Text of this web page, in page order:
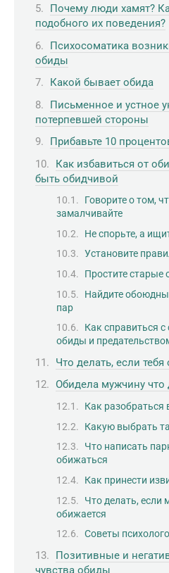
Почему люди хамят?
подобного их поведения?
Психосоматика
обиды
Какой бывает обида
Письменное и устное
потерпевшей стороны
Прибавьте 10
Как избавиться от
быть обидчивой
Говорите о том,
замалчивайте
Не спорьте, а
Установите
Простите старые
Найдите
пар
Как справиться
обиды и
Что делать, если тебя
Обидела мужчину что
Как разобраться
Какую выбрать
Что написать
обижаться
Как принести
Что делать, если
обижается
Советы
Позитивные и
чувства обиды